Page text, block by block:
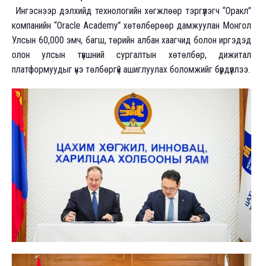
Ингэснээр дэлхийд технологийн хөгжлөөр тэргүүлэгч “Оракл”
компанийн “Oracle Academy” хөтөлбөрөөр дамжуулан Монгол
Улсын 60,000 эмч, багш, төрийн албан хаагчид болон иргэдэд
олон улсын түвшний сургалтын хөтөлбөр, дижитал
платформуудыг үнэ төлбөргүй ашиглуулах боломжийг бүрдүүллээ.